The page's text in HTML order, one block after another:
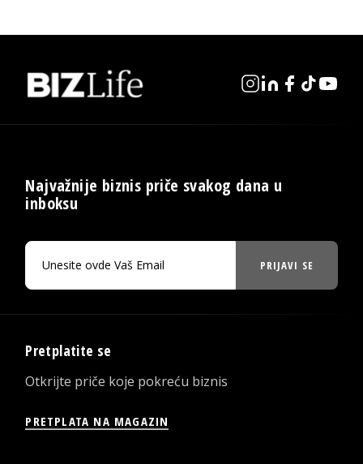
Najvažnije biznis priče svakog dana u
inboksu
PRIJAVI SE
Pretplatite se
Otkrijte priče koje pokreću biznis
PRETPLATA NA MAGAZIN